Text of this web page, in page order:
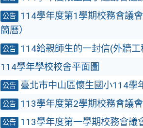
公告 114學年度第1學期校務會議
簡曆）
公告 114給親師生的一封信(外牆
114學年學校校舍平面圖
公告 臺北市中山區懷生國小114學
公告 113學年度第2學期校務會議
公告 113學年度第一學期校務會議